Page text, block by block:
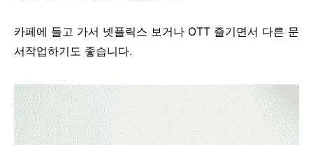
카페에 들고 가서 넷플릭스 보거나 OTT 즐기면서 다른 문
서작업하기도 좋습니다.